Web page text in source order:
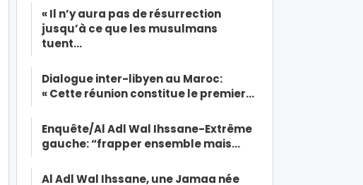
« Il n’y aura pas de résurrection
jusqu’à ce que les musulmans
tuent…
Dialogue inter-libyen au Maroc:
« Cette réunion constitue le premier…
Enquête/Al Adl Wal Ihssane-Extrême
gauche: “frapper ensemble mais…
Al Adl Wal Ihssane, une Jamaa née